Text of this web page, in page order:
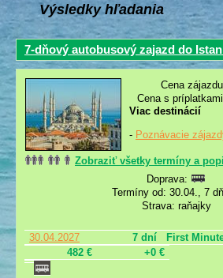
Výsledky hľadania
7-dňový autobusový zajazd do
Cena
Cena s
Viac destinácií
- Poznávacie
Zobraziť všetky termíny a
Doprava:
Termíny od: 30.04., 7
Strava: raňajky
30.04.2027 7 dní
First
482 €
+0 €